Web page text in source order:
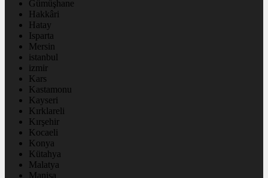
Gümüşhane
Hakkâri
Hatay
Isparta
Mersin
istanbul
izmir
Kars
Kastamonu
Kayseri
Kırklareli
Kırşehir
Kocaeli
Konya
Kütahya
Malatya
Manisa